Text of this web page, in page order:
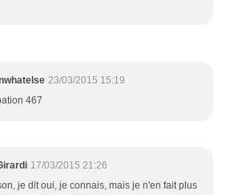
23/03/2015 15:19
467
17/03/2015 21:26
je dit oui, je connais, mais je n'en fait plus